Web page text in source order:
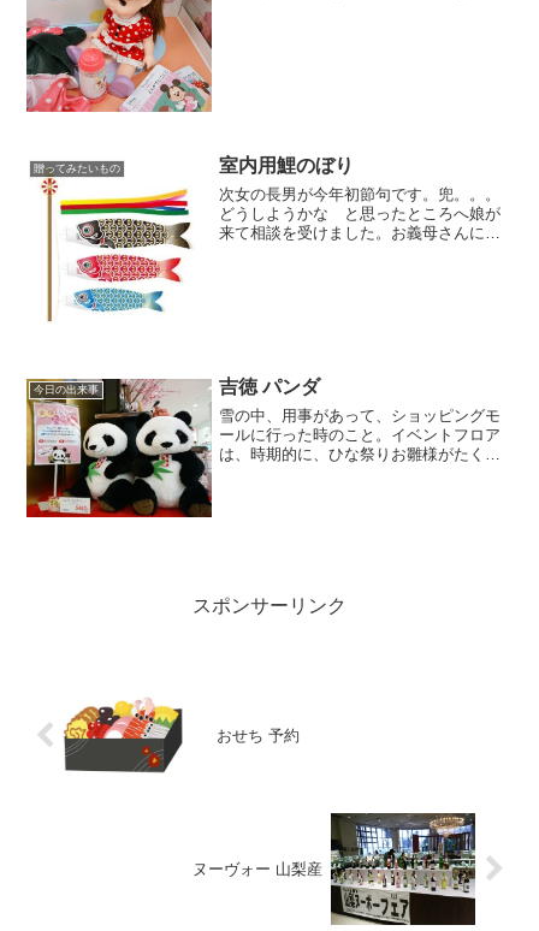
贈ってみたいもの 室内用鯉のぼり
次女の長男が今年初節句です。兜。。。
どうしようかな と思ったところへ娘が
来て相談を受けました。お義母さんに
今日の出来事 吉徳 パンダ
雪の中、用事があって、ショッピングモ
ールに行った時のこと。イベントフロア
は、時期的に、ひな祭りお雛様がたくさ
スポンサーリンク
おせち 予約
ヌーヴォー 山梨産